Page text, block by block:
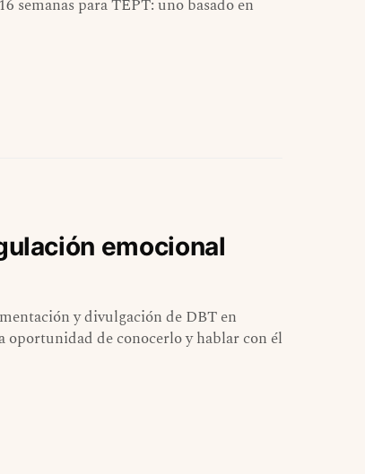
semanas para TEPT: uno basado en
emocional
y divulgación de DBT en
de conocerlo y hablar con él